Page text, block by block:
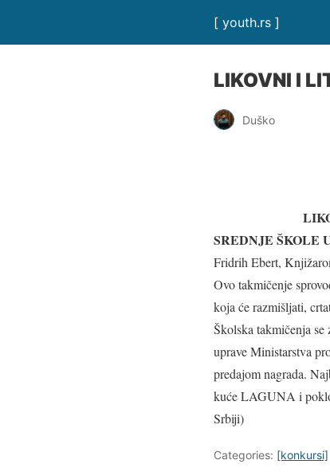
[ youth.rs ]
LIKOVNI I
Duško
SREDNJE ŠKOLE
Fridrih Ebert,
Ovo takmičenje
koja će razmišljati,
Školska takmičenja
uprave Ministarstva
predajom nagrada.
kuće LAGUNA i
Srbiji)
Categories: [konkursi]